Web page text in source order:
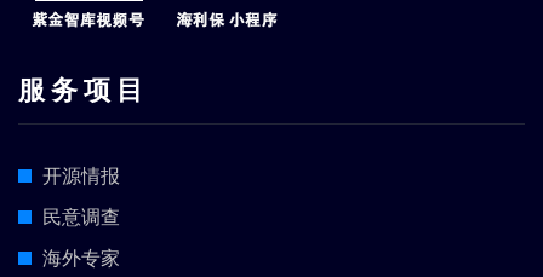
服 务 项 目
开源情报
民意调查
海外专家